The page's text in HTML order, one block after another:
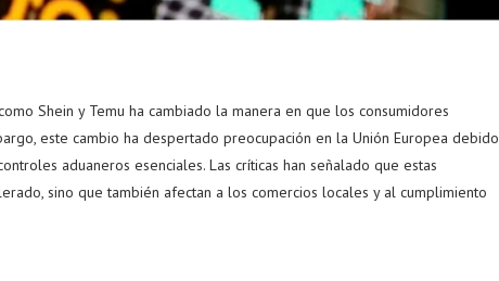
Shein y Temu ha cambiado la manera en que los consumidores
este cambio ha despertado preocupación en la Unión Europea debido
aduaneros esenciales. Las críticas han señalado que estas
sino que también afectan a los comercios locales y al cumplimiento